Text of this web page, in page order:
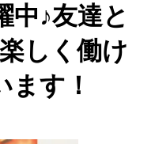
中♪友達と
しく働け
す！